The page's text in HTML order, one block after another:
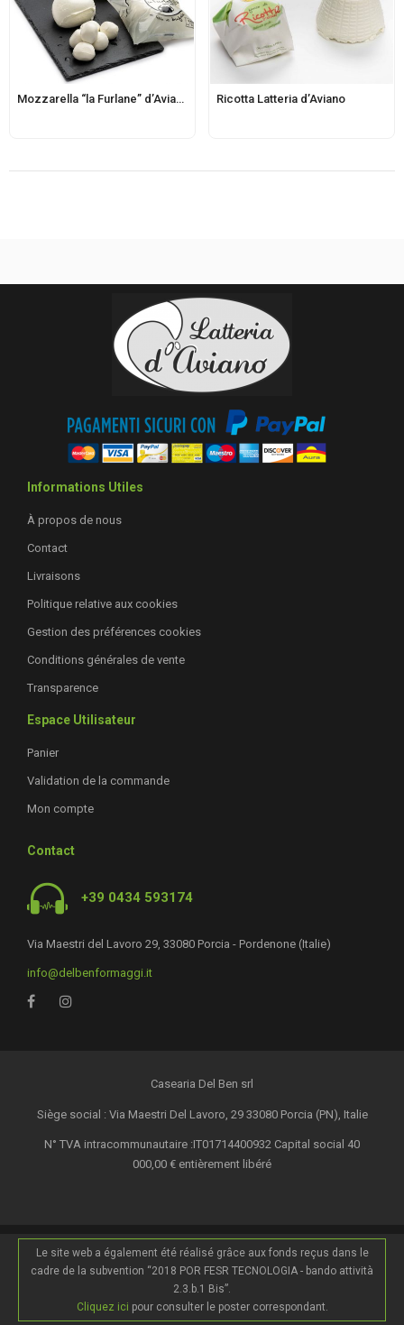
Mozzarella “la Furlane” d’Aviano au lait de bufflonne Ricotta Latteria d’Aviano
Informations Utiles
À propos de nous
Contact
Livraisons
Politique relative aux cookies
Gestion des préférences cookies
Conditions générales de vente
Transparence
Espace Utilisateur
Panier
Validation de la commande
Mon compte
Contact
+39 0434 593174
Via Maestri del Lavoro 29, 33080 Porcia - Pordenone (Italie)
info@delbenformaggi.it
Casearia Del Ben srl
Siège social : Via Maestri Del Lavoro, 29 33080 Porcia (PN), Italie
N° TVA intracommunautaire :IT01714400932 Capital social 40
000,00 € entièrement libéré
Le site web a également été réalisé grâce aux fonds reçus dans le
cadre de la subvention “2018 POR FESR TECNOLOGIA - bando attività
2.3.b.1 Bis”.
Cliquez ici pour consulter le poster correspondant.